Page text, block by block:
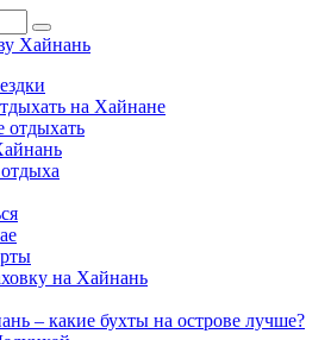
Хайнань
на Хайнане
отдыхать
на Хайнань
– какие бухты на острове лучше?